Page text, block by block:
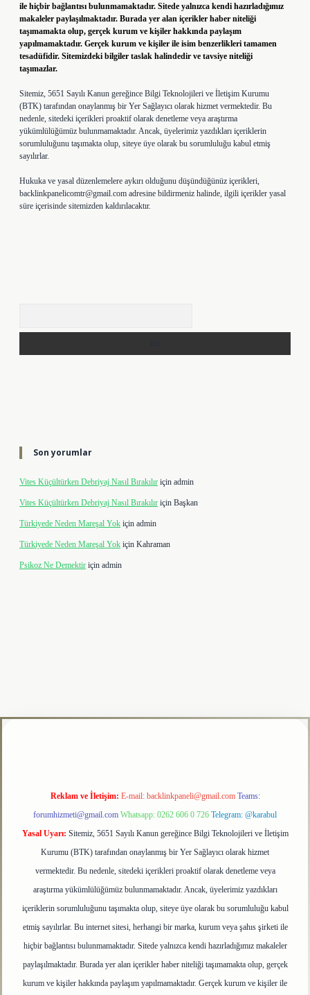
ile hiçbir bağlantısı bulunmamaktadır. Sitede yalnızca kendi hazırladığımız
makaleler paylaşılmaktadır. Burada yer alan içerikler haber niteliği
taşımamakta olup, gerçek kurum ve kişiler hakkında paylaşım
yapılmamaktadır. Gerçek kurum ve kişiler ile isim benzerlikleri tamamen
tesadüfidir. Sitemizdeki bilgiler taslak halindedir ve tavsiye niteliği
taşımazlar.
Sitemiz, 5651 Sayılı Kanun gereğince Bilgi Teknolojileri ve İletişim Kurumu
(BTK) tarafından onaylanmış bir Yer Sağlayıcı olarak hizmet vermektedir. Bu
nedenle, sitedeki içerikleri proaktif olarak denetleme veya araştırma
yükümlülüğümüz bulunmamaktadır. Ancak, üyelerimiz yazdıkları içeriklerin
sorumluluğunu taşımakta olup, siteye üye olarak bu sorumluluğu kabul etmiş
sayılırlar.
Hukuka ve yasal düzenlemelere aykırı olduğunu düşündüğünüz içerikleri,
backlinkpanelicomtr@gmail.com adresine bildirmeniz halinde, ilgili içerikler yasal
süre içerisinde sitemizden kaldırılacaktır.
Son yorumlar
Vites Küçültürken Debriyaj Nasıl Bırakılır için admin
Vites Küçültürken Debriyaj Nasıl Bırakılır için Başkan
Türkiyede Neden Mareşal Yok için admin
Türkiyede Neden Mareşal Yok için Kahraman
Psikoz Ne Demektir için admin
giriş adresitulipbet
Reklam ve İletişim: E-mail: backlinkpaneli@gmail.com Teams:
forumhizmeti@gmail.com Whatsapp: 0262 606 0 726 Telegram: @karabul
Yasal Uyarı: Sitemiz, 5651 Sayılı Kanun gereğince Bilgi Teknolojileri ve İletişim
Kurumu (BTK) tarafından onaylanmış bir Yer Sağlayıcı olarak hizmet
vermektedir. Bu nedenle, sitedeki içerikleri proaktif olarak denetleme veya
araştırma yükümlülüğümüz bulunmamaktadır. Ancak, üyelerimiz yazdıkları
içeriklerin sorumluluğunu taşımakta olup, siteye üye olarak bu sorumluluğu kabul
etmiş sayılırlar. Bu internet sitesi, herhangi bir marka, kurum veya şahıs şirketi ile
hiçbir bağlantısı bulunmamaktadır. Sitede yalnızca kendi hazırladığımız makaleler
paylaşılmaktadır. Burada yer alan içerikler haber niteliği taşımamakta olup, gerçek
kurum ve kişiler hakkında paylaşım yapılmamaktadır. Gerçek kurum ve kişiler ile